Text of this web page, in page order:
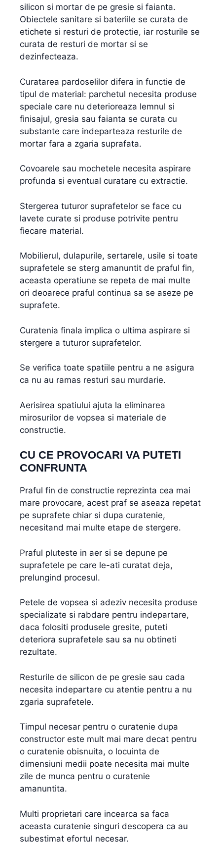
silicon si mortar de pe gresie si faianta.
Obiectele sanitare si bateriile se curata de
etichete si resturi de protectie, iar rosturile se
curata de resturi de mortar si se
dezinfecteaza.
Curatarea pardoselilor difera in functie de
tipul de material: parchetul necesita produse
speciale care nu deterioreaza lemnul si
finisajul, gresia sau faianta se curata cu
substante care indeparteaza resturile de
mortar fara a zgaria suprafata.
Covoarele sau mochetele necesita aspirare
profunda si eventual curatare cu extractie.
Stergerea tuturor suprafetelor se face cu
lavete curate si produse potrivite pentru
fiecare material.
Mobilierul, dulapurile, sertarele, usile si toate
suprafetele se sterg amanuntit de praful fin,
aceasta operatiune se repeta de mai multe
ori deoarece praful continua sa se aseze pe
suprafete.
Curatenia finala implica o ultima aspirare si
stergere a tuturor suprafetelor.
Se verifica toate spatiile pentru a ne asigura
ca nu au ramas resturi sau murdarie.
Aerisirea spatiului ajuta la eliminarea
mirosurilor de vopsea si materiale de
constructie.
CU CE PROVOCARI VA PUTETI
CONFRUNTA
Praful fin de constructie reprezinta cea mai
mare provocare, acest praf se aseaza repetat
pe suprafete chiar si dupa curatenie,
necesitand mai multe etape de stergere.
Praful pluteste in aer si se depune pe
suprafetele pe care le-ati curatat deja,
prelungind procesul.
Petele de vopsea si adeziv necesita produse
specializate si rabdare pentru indepartare,
daca folositi produsele gresite, puteti
deteriora suprafetele sau sa nu obtineti
rezultate.
Resturile de silicon de pe gresie sau cada
necesita indepartare cu atentie pentru a nu
zgaria suprafetele.
Timpul necesar pentru o curatenie dupa
constructor este mult mai mare decat pentru
o curatenie obisnuita, o locuinta de
dimensiuni medii poate necesita mai multe
zile de munca pentru o curatenie
amanuntita.
Multi proprietari care incearca sa faca
aceasta curatenie singuri descopera ca au
subestimat efortul necesar.